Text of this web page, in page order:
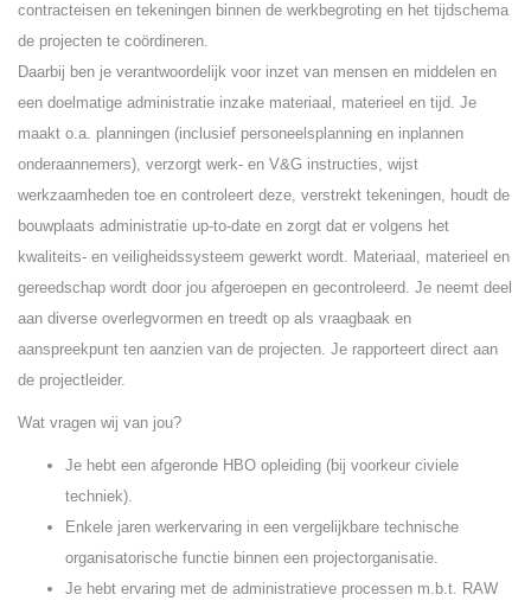
contracteisen en tekeningen binnen de werkbegroting en het tijdschema
de projecten te coördineren.
Daarbij ben je verantwoordelijk voor inzet van mensen en middelen en
een doelmatige administratie inzake materiaal, materieel en tijd. Je
maakt o.a. planningen (inclusief personeelsplanning en inplannen
onderaannemers), verzorgt werk- en V&G instructies, wijst
werkzaamheden toe en controleert deze, verstrekt tekeningen, houdt de
bouwplaats administratie up-to-date en zorgt dat er volgens het
kwaliteits- en veiligheidssysteem gewerkt wordt. Materiaal, materieel en
gereedschap wordt door jou afgeroepen en gecontroleerd. Je neemt deel
aan diverse overlegvormen en treedt op als vraagbaak en
aanspreekpunt ten aanzien van de projecten. Je rapporteert direct aan
de projectleider.
Wat vragen wij van jou?
Je hebt een afgeronde HBO opleiding (bij voorkeur civiele
techniek).
Enkele jaren werkervaring in een vergelijkbare technische
organisatorische functie binnen een projectorganisatie.
Je hebt ervaring met de administratieve processen m.b.t. RAW